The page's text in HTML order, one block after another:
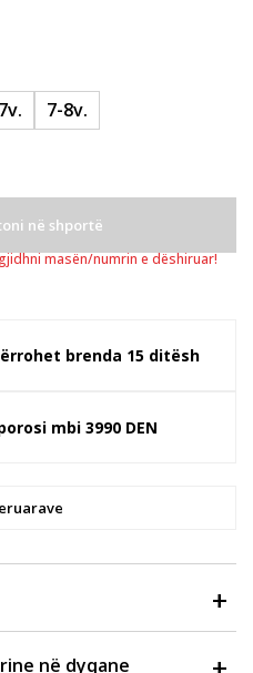
7-8v.
në shportë
masën/numrin e dëshiruar!
brenda 15 ditësh
mbi 3990 DEN
në dyqane